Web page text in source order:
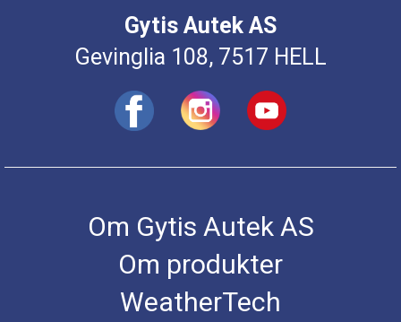
Gytis Autek AS
Gevinglia 108, 7517 HELL
Om Gytis Autek AS
Om produkter
WeatherTech